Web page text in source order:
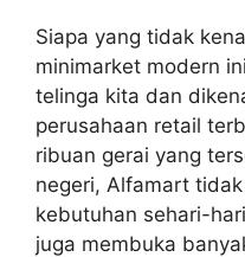
Siapa yang tidak
minimarket modern
telinga kita dan
perusahaan retail
ribuan gerai yang
negeri, Alfamart
kebutuhan sehari-
juga membuka